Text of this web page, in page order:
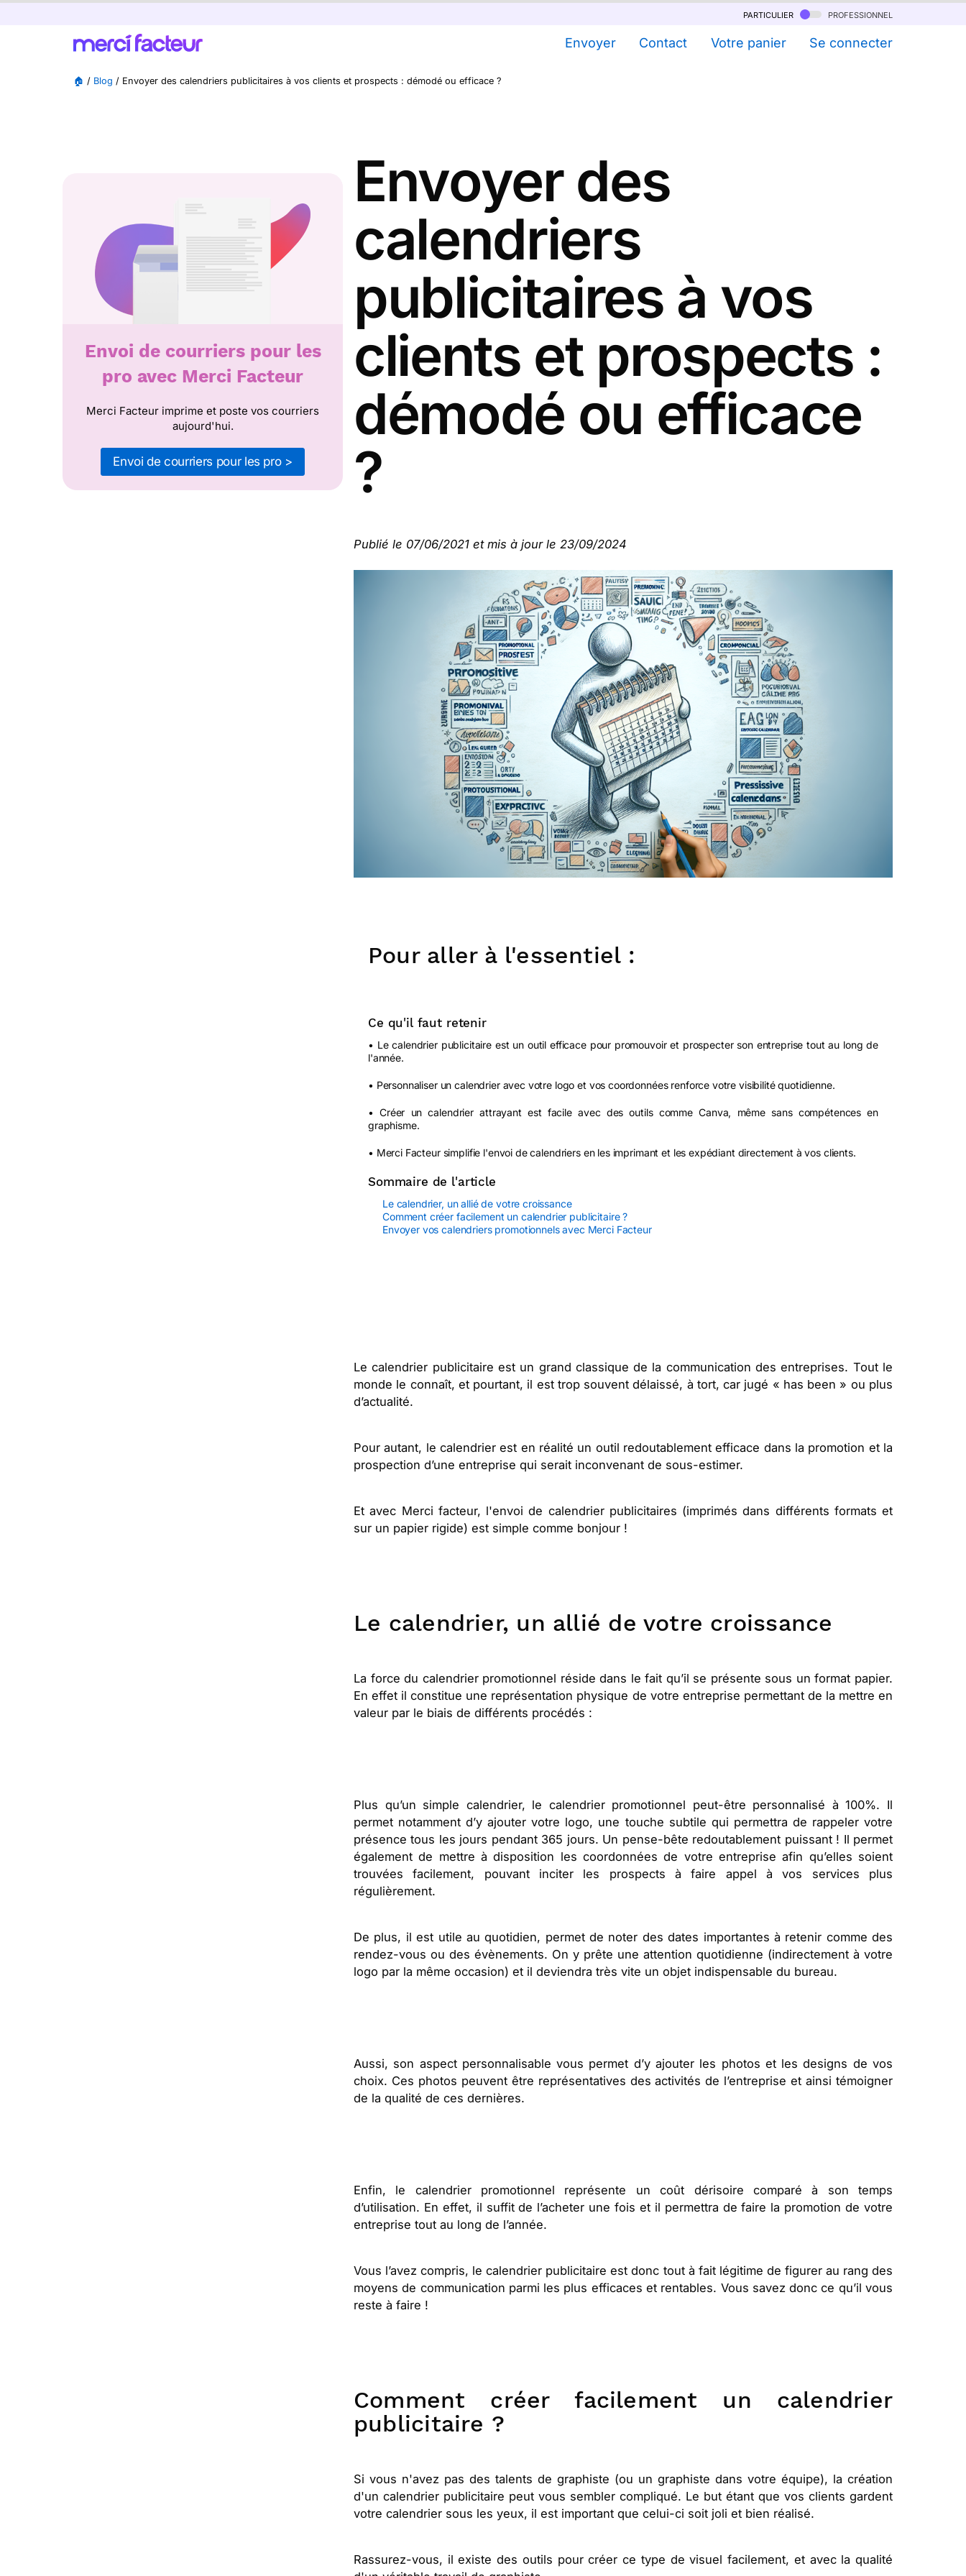
particulier professionnel
Envoyer Contact Votre panier Se connecter
🏠 / Blog / Envoyer des calendriers publicitaires à vos clients et prospects : démodé ou efficace ?
Envoi de courriers pour les
pro avec Merci Facteur
Merci Facteur imprime et poste vos courriers
aujourd'hui.
Envoi de courriers pour les pro >
Envoyer des
calendriers
publicitaires à vos
clients et prospects :
démodé ou efficace
?
Publié le 07/06/2021 et mis à jour le 23/09/2024
Pour aller à l'essentiel :
Ce qu'il faut retenir
• Le calendrier publicitaire est un outil efficace pour promouvoir et prospecter son entreprise tout au long de
l'année.
• Personnaliser un calendrier avec votre logo et vos coordonnées renforce votre visibilité quotidienne.
• Créer un calendrier attrayant est facile avec des outils comme Canva, même sans compétences en
graphisme.
• Merci Facteur simplifie l'envoi de calendriers en les imprimant et les expédiant directement à vos clients.
Sommaire de l'article
Le calendrier, un allié de votre croissance
Comment créer facilement un calendrier publicitaire ?
Envoyer vos calendriers promotionnels avec Merci Facteur
Le calendrier publicitaire est un grand classique de la communication des entreprises. Tout le
monde le connaît, et pourtant, il est trop souvent délaissé, à tort, car jugé « has been » ou plus
d’actualité.
Pour autant, le calendrier est en réalité un outil redoutablement efficace dans la promotion et la
prospection d’une entreprise qui serait inconvenant de sous-estimer.
Et avec Merci facteur, l'envoi de calendrier publicitaires (imprimés dans différents formats et
sur un papier rigide) est simple comme bonjour !
Le calendrier, un allié de votre croissance
La force du calendrier promotionnel réside dans le fait qu’il se présente sous un format papier.
En effet il constitue une représentation physique de votre entreprise permettant de la mettre en
valeur par le biais de différents procédés :
Plus qu’un simple calendrier, le calendrier promotionnel peut-être personnalisé à 100%. Il
permet notamment d’y ajouter votre logo, une touche subtile qui permettra de rappeler votre
présence tous les jours pendant 365 jours. Un pense-bête redoutablement puissant ! Il permet
également de mettre à disposition les coordonnées de votre entreprise afin qu’elles soient
trouvées facilement, pouvant inciter les prospects à faire appel à vos services plus
régulièrement.
De plus, il est utile au quotidien, permet de noter des dates importantes à retenir comme des
rendez-vous ou des évènements. On y prête une attention quotidienne (indirectement à votre
logo par la même occasion) et il deviendra très vite un objet indispensable du bureau.
Aussi, son aspect personnalisable vous permet d’y ajouter les photos et les designs de vos
choix. Ces photos peuvent être représentatives des activités de l’entreprise et ainsi témoigner
de la qualité de ces dernières.
Enfin, le calendrier promotionnel représente un coût dérisoire comparé à son temps
d’utilisation. En effet, il suffit de l’acheter une fois et il permettra de faire la promotion de votre
entreprise tout au long de l’année.
Vous l’avez compris, le calendrier publicitaire est donc tout à fait légitime de figurer au rang des
moyens de communication parmi les plus efficaces et rentables. Vous savez donc ce qu’il vous
reste à faire !
Comment créer facilement un calendrier
publicitaire ?
Si vous n'avez pas des talents de graphiste (ou un graphiste dans votre équipe), la création
d'un calendrier publicitaire peut vous sembler compliqué. Le but étant que vos clients gardent
votre calendrier sous les yeux, il est important que celui-ci soit joli et bien réalisé.
Rassurez-vous, il existe des outils pour créer ce type de visuel facilement, et avec la qualité